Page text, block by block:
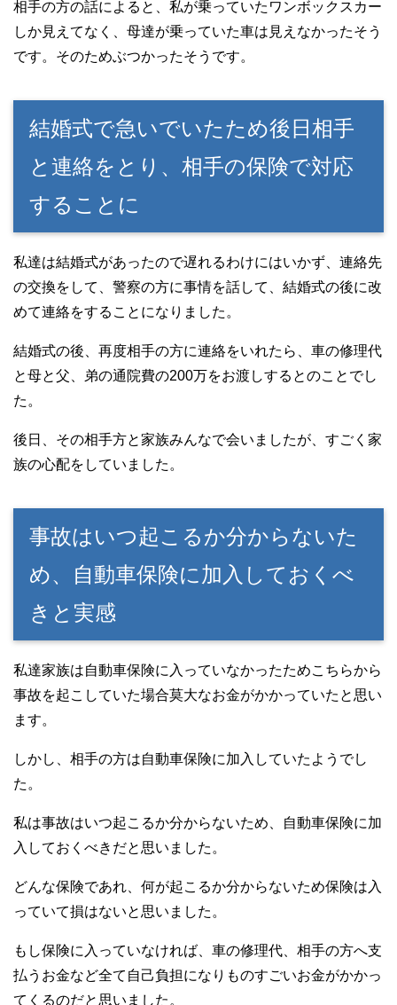
相手の方の話によると、私が乗っていたワンボックスカー
しか見えてなく、母達が乗っていた車は見えなかったそう
です。そのためぶつかったそうです。
結婚式で急いでいたため後日相手
と連絡をとり、相手の保険で対応
することに
私達は結婚式があったので遅れるわけにはいかず、連絡先
の交換をして、警察の方に事情を話して、結婚式の後に改
めて連絡をすることになりました。
結婚式の後、再度相手の方に連絡をいれたら、車の修理代
と母と父、弟の通院費の200万をお渡しするとのことでし
た。
後日、その相手方と家族みんなで会いましたが、すごく家
族の心配をしていました。
事故はいつ起こるか分からないた
め、自動車保険に加入しておくべ
きと実感
私達家族は自動車保険に入っていなかったためこちらから
事故を起こしていた場合莫大なお金がかかっていたと思い
ます。
しかし、相手の方は自動車保険に加入していたようでし
た。
私は事故はいつ起こるか分からないため、自動車保険に加
入しておくべきだと思いました。
どんな保険であれ、何が起こるか分からないため保険は入
っていて損はないと思いました。
もし保険に入っていなければ、車の修理代、相手の方へ支
払うお金など全て自己負担になりものすごいお金がかかっ
てくるのだと思いました。